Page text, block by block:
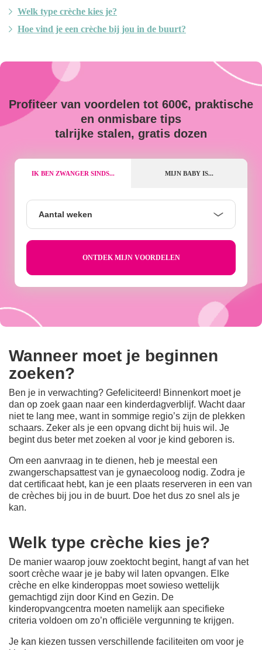
Welk type crèche kies je?
Hoe vind je een crèche bij jou in de buurt?
Profiteer van voordelen tot 600€, praktische
en onmisbare tips
talrijke stalen, gratis dozen
IK BEN ZWANGER SINDS... MIJN BABY IS...
Aantal weken
Wanneer moet je beginnen
zoeken?
Ben je in verwachting? Gefeliciteerd! Binnenkort moet je
dan op zoek gaan naar een kinderdagverblijf. Wacht daar
niet te lang mee, want in sommige regio’s zijn de plekken
schaars. Zeker als je een opvang dicht bij huis wil. Je
begint dus beter met zoeken al voor je kind geboren is.
Om een aanvraag in te dienen, heb je meestal een
zwangerschapsattest van je gynaecoloog nodig. Zodra je
dat certificaat hebt, kan je een plaats reserveren in een van
de crèches bij jou in de buurt. Doe het dus zo snel als je
kan.
Welk type crèche kies je?
De manier waarop jouw zoektocht begint, hangt af van het
soort crèche waar je je baby wil laten opvangen. Elke
crèche en elke kinderoppas moet sowieso wettelijk
gemachtigd zijn door Kind en Gezin. De
kinderopvangcentra moeten namelijk aan specifieke
criteria voldoen om zo’n officiële vergunning te krijgen.
Je kan kiezen tussen verschillende faciliteiten om voor je